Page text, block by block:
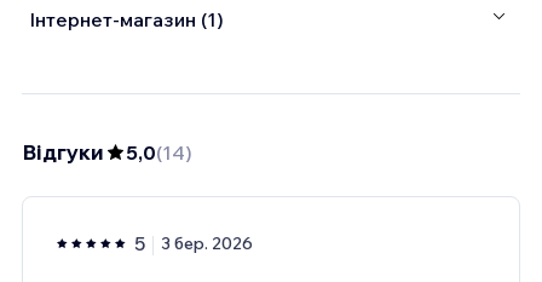
Інтернет-магазин (1)
Відгуки 5,0(14)
5 3 бер. 2026